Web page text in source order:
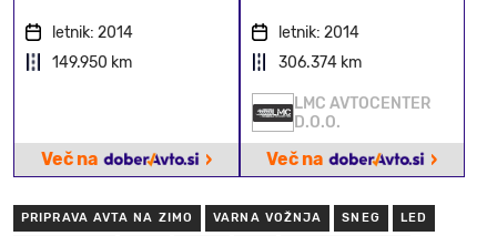
letnik: 2014
149.950 km
Več na ›
letnik: 2014
306.374 km
LMC AVTOCENTER
D.O.O.
Več na ›
PRIPRAVA AVTA NA ZIMO VARNA VOŽNJA SNEG LED